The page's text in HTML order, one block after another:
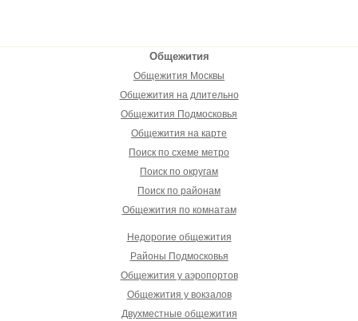
Общежития
Общежития Москвы
Общежития на длительно
Общежития Подмосковья
Общежития на карте
Поиск по схеме метро
Поиск по округам
Поиск по районам
Общежития по комнатам
Недорогие общежития
Районы Подмосковья
Общежития у аэропортов
Общежития у вокзалов
Двухместные общежития